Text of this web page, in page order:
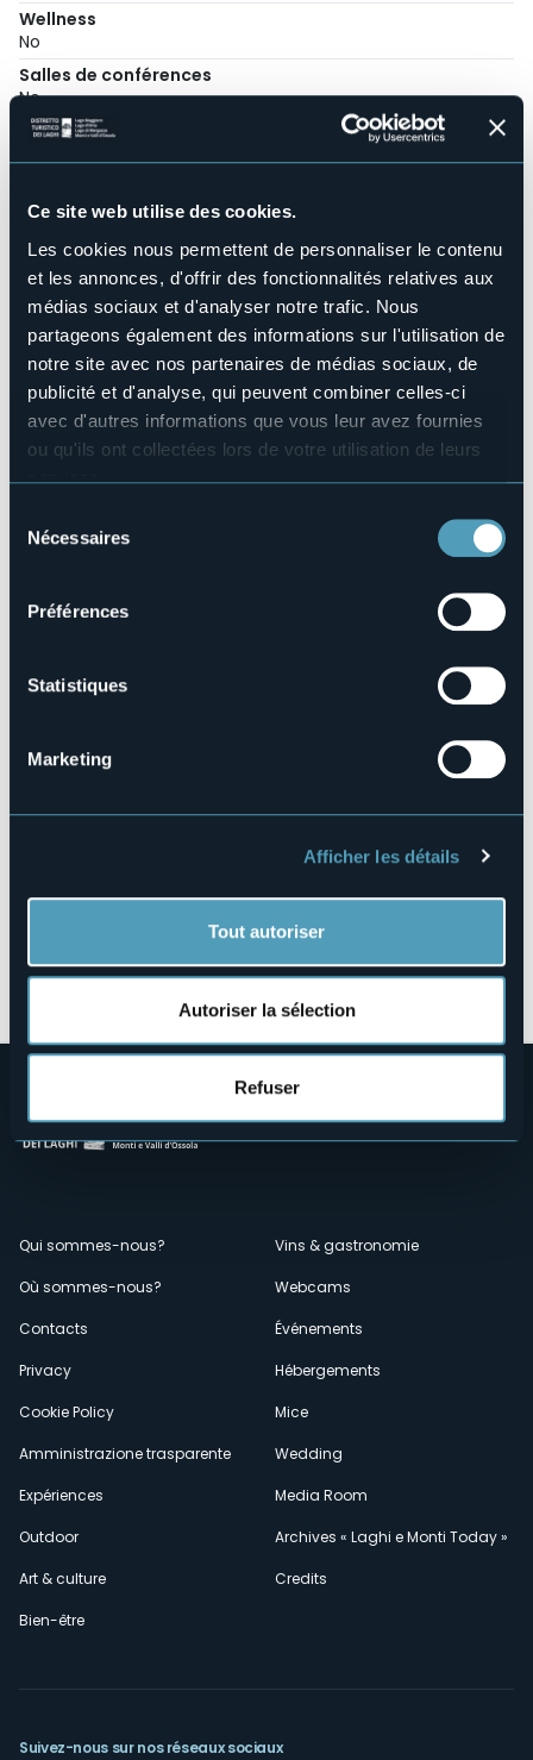
Ce site web utilise des cookies.
Les cookies nous permettent de personnaliser le contenu
et les annonces, d'offrir des fonctionnalités relatives aux
médias sociaux et d'analyser notre trafic. Nous
partageons également des informations sur l'utilisation de
notre site avec nos partenaires de médias sociaux, de
publicité et d'analyse, qui peuvent combiner celles-ci
avec d'autres informations que vous leur avez fournies
ou qu'ils ont collectées lors de votre utilisation de leurs
services.
manière de les gérer et de les supprimer,
cliquez ici
Nécessaires
Préférences
Statistiques
Marketing
Afficher les détails
Tout autoriser
Autoriser la sélection
Refuser
Wellness
No
Salles de conférences
No
Piscine
No
Nombres de chambres
Nombres de lits
E-mail
info@omnidiet-hotel.com
Site Internet
http://www.omnidiet-hotel.com
Téléphone
+39 0322 999009
003006-ALB-00002
Via Monte Falò, 8
Ouvrir la carte
Menù
secondario
Qui sommes-nous?
Où sommes-nous?
Contacts
Privacy
Cookie Policy
Amministrazione trasparente
Expériences
Outdoor
Art & culture
Bien-être
Vins & gastronomie
Webcams
Événements
Hébergements
Mice
Wedding
Media Room
Archives « Laghi e Monti Today »
Credits
Suivez-nous sur nos réseaux sociaux